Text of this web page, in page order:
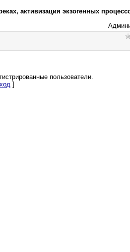
активизация экзогенных
пользователи.
]